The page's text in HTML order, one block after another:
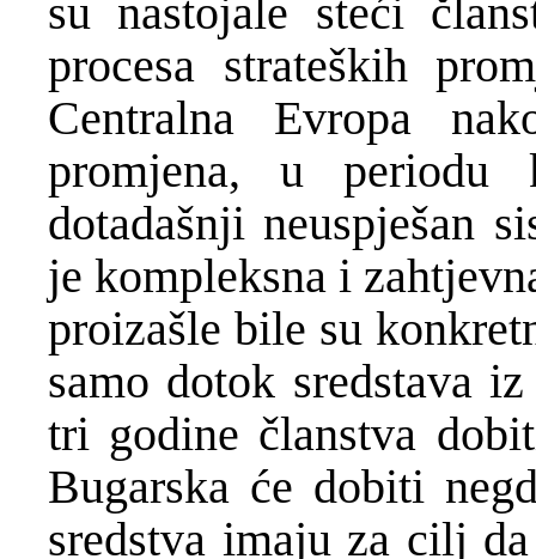
su nastojale steći
procesa strateških
Centralna Evropa
promjena, u
dotadašnji neuspješan
je kompleksna i
proizašle bile su
samo dotok sredstava
tri godine članstva
Bugarska će dobiti
sredstva imaju za cilj